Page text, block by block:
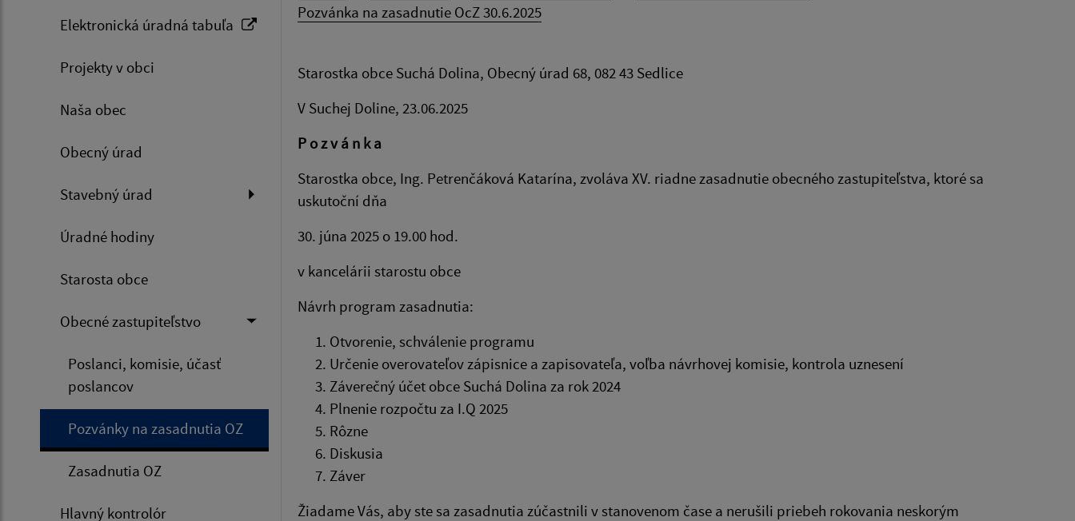
Elektronická úradná tabuľa
Projekty v obci
Naša obec
Obecný úrad
Stavebný úrad
Úradné hodiny
Starosta obce
Obecné zastupiteľstvo
Poslanci, komisie, účasť
poslancov
Pozvánky na zasadnutia OZ
Zasadnutia OZ
Hlavný kontrolór
Pozvánka na zasadnutie OcZ 30.6.2025
Starostka obce Suchá Dolina, Obecný úrad 68, 082 43 Sedlice
V Suchej Doline, 23.06.2025
P o z v á n k a
Starostka obce, Ing. Petrenčáková Katarína, zvoláva XV. riadne zasadnutie obecného zastupiteľstva, ktoré sa
uskutoční dňa
30. júna 2025 o 19.00 hod.
v kancelárii starostu obce
Návrh program zasadnutia:
Otvorenie, schválenie programu
Určenie overovateľov zápisnice a zapisovateľa, voľba návrhovej komisie, kontrola uznesení
Záverečný účet obce Suchá Dolina za rok 2024
Plnenie rozpočtu za I.Q 2025
Rôzne
Diskusia
Záver
Žiadame Vás, aby ste sa zasadnutia zúčastnili v stanovenom čase a nerušili priebeh rokovania neskorým